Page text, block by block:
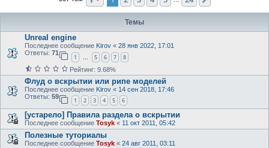
Темы
Unreal engine
Последнее сообщение Kirov « 28 янв 2022, 17:01
Ответы: 71
1 … 5 6 7 8
Рейтинг: 9.68%
Флуд о вскрытии или рипе моделей
Последнее сообщение Kirov « 14 сен 2018, 17:46
Ответы: 59
1 2 3 4 5 6
[устарело] Правила раздела о вскрытии
Последнее сообщение Tosyk « 11 окт 2011, 05:42
Полезные туториалы
Последнее сообщение Tosyk « 24 авг 2011, 03:11